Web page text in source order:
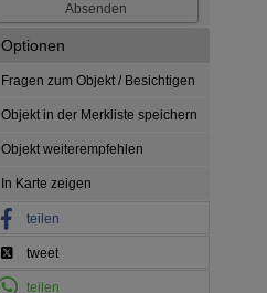
Optionen
Fragen zum Objekt / Besichtigen
Objekt in der Merkliste speichern
Objekt weiterempfehlen
In Karte zeigen
teilen
tweet
teilen